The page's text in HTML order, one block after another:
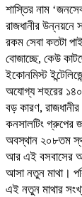
শাস্তির নাম
রাজধানীর উন্নয়নে
রকম সেবা কতটা
বোজাচ্ছে, কেউ
ইকোনমিস্ট
অযোগ্য শহরের
বড় কারণ, রাজধানীর
কনসালটিং গ্রুপের
অবস্থান ২০৮তম
আর এই বসবাসের
আসা নতুন মাথা।
এই নতুন মাথার